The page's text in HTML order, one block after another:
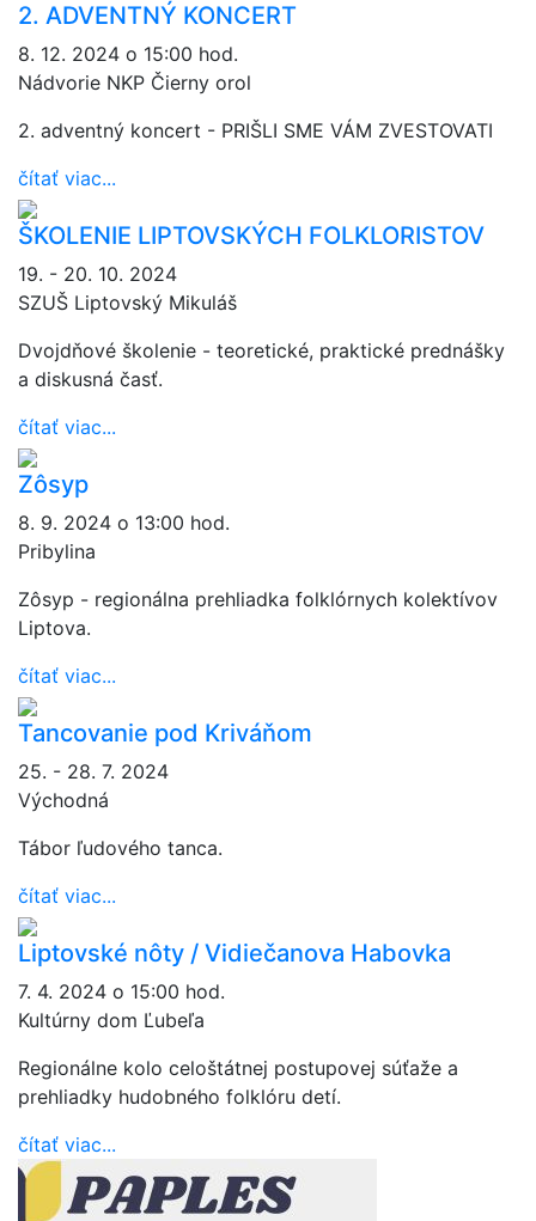
2. ADVENTNÝ KONCERT
8. 12. 2024 o 15:00 hod.
Nádvorie NKP Čierny orol
2. adventný koncert - PRIŠLI SME VÁM ZVESTOVATI
čítať viac...
ŠKOLENIE LIPTOVSKÝCH FOLKLORISTOV
19. - 20. 10. 2024
SZUŠ Liptovský Mikuláš
Dvojdňové školenie - teoretické, praktické prednášky
a diskusná časť.
čítať viac...
Zôsyp
8. 9. 2024 o 13:00 hod.
Pribylina
Zôsyp - regionálna prehliadka folklórnych kolektívov
Liptova.
čítať viac...
Tancovanie pod Kriváňom
25. - 28. 7. 2024
Východná
Tábor ľudového tanca.
čítať viac...
Liptovské nôty / Vidiečanova Habovka
7. 4. 2024 o 15:00 hod.
Kultúrny dom Ľubeľa
Regionálne kolo celoštátnej postupovej súťaže a
prehliadky hudobného folklóru detí.
čítať viac...